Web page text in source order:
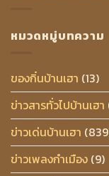
หมวดหมู่บทความ
ของกิ๋นบ้านเฮา (13)
ข่าวสารทั่วไปบ้านเฮา
ข่าวเด่นบ้านเฮา
ข่าวเพลงกำเมือง (9)